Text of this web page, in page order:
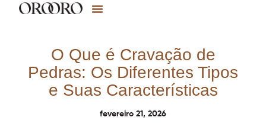
O Que é Cravação de
Pedras: Os Diferentes Tipos
e Suas Características
fevereiro 21, 2026